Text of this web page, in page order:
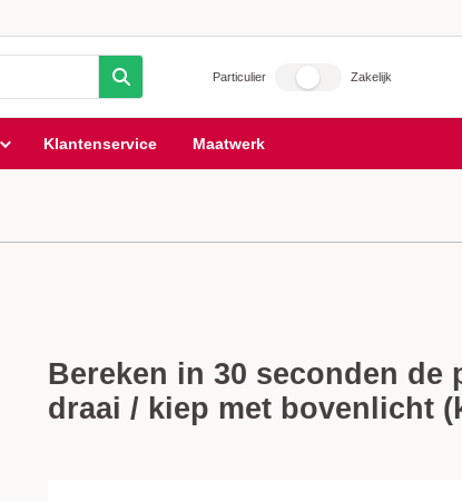
Particulier
Zakelijk
Klantenservice Maatwerk
Bereken in 30 seconden de
draai / kiep met bovenlicht